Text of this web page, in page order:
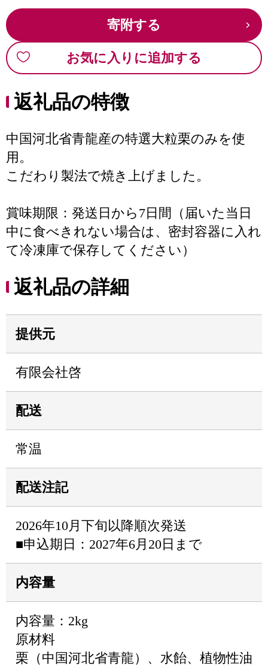
寄附する
お気に入りに追加する
返礼品の特徴
中国河北省青龍産の特選大粒栗のみを使
用。
こだわり製法で焼き上げました。
賞味期限：発送日から7日間（届いた当日
中に食べきれない場合は、密封容器に入れ
て冷凍庫で保存してください）
返礼品の詳細
提供元
有限会社啓
配送
常温
配送注記
2026年10月下旬以降順次発送
■申込期日：2027年6月20日まで
内容量
内容量：2kg
原材料
栗（中国河北省青龍）、水飴、植物性油